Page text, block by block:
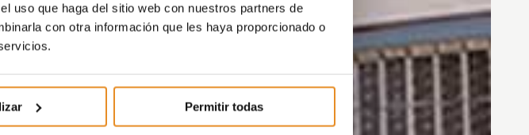
uso que haga del sitio web con nuestros partners de
con otra información que les haya proporcionado o
Permitir todas